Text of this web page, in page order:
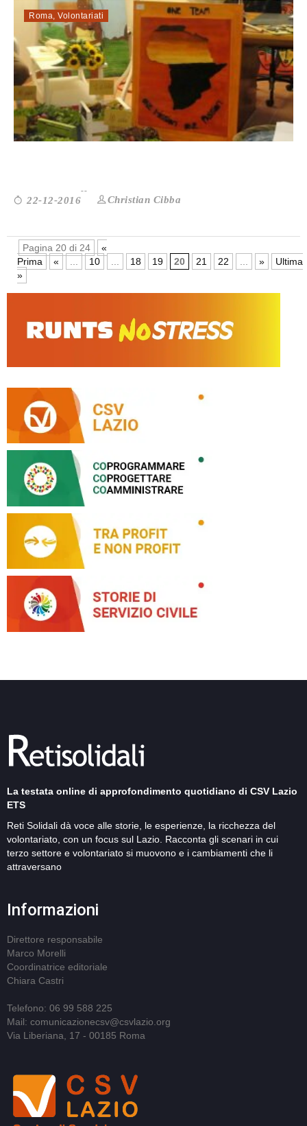
Roma Volontariati
COSÌ L’ESERCITO DELLA SALVEZZA ...
22-12-2016 Christian Cibba
Pagina 20 di 24
«
Prima
« 10 18 19 20 21 22 »
Ultima
»
La testata online di approfondimento quotidiano di CSV Lazio
ETS
Reti Solidali dà voce alle storie, le esperienze, la ricchezza del
volontariato, con un focus sul Lazio. Racconta gli scenari in cui
terzo settore e volontariato si muovono e i cambiamenti che li
attraversano
Informazioni
Direttore responsabile
Marco Morelli
Coordinatrice editoriale
Chiara Castri
Telefono: 06 99 588 225
Mail: comunicazionecsv@csvlazio.org
Via Liberiana, 17 - 00185 Roma